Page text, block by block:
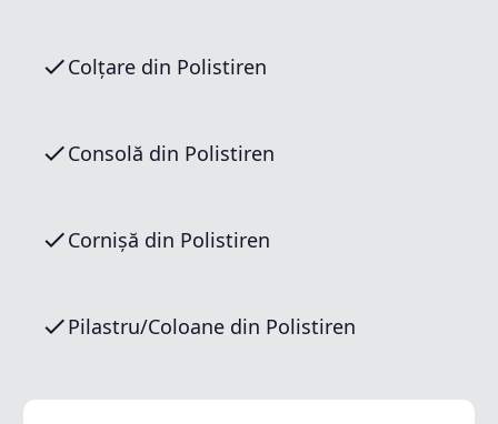
Colțare din Polistiren
Consolă din Polistiren
Cornișă din Polistiren
Pilastru/Coloane din Polistiren